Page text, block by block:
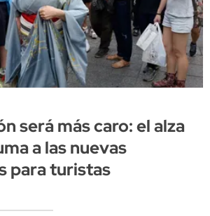
será más caro: el alza
a las nuevas
para turistas